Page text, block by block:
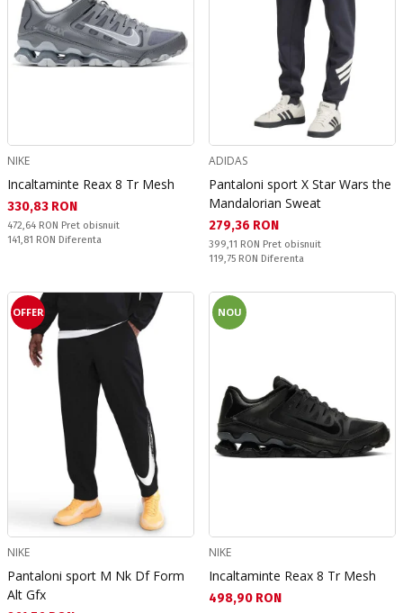
NIKE
Incaltaminte Reax 8 Tr Mesh
Текуща цена:
330,83 RON
Pret obisnuit:
472,64 RON Pret obisnuit
Спестявате:
141,81 RON Diferenta
ADIDAS
Pantaloni sport X Star Wars the
Mandalorian Sweat
Текуща цена:
279,36 RON
Pret obisnuit:
399,11 RON Pret obisnuit
Спестявате:
119,75 RON Diferenta
OFFER
NIKE
Pantaloni sport M Nk Df Form
Alt Gfx
NOU
NIKE
Incaltaminte Reax 8 Tr Mesh
Текуща цена:
498,90 RON